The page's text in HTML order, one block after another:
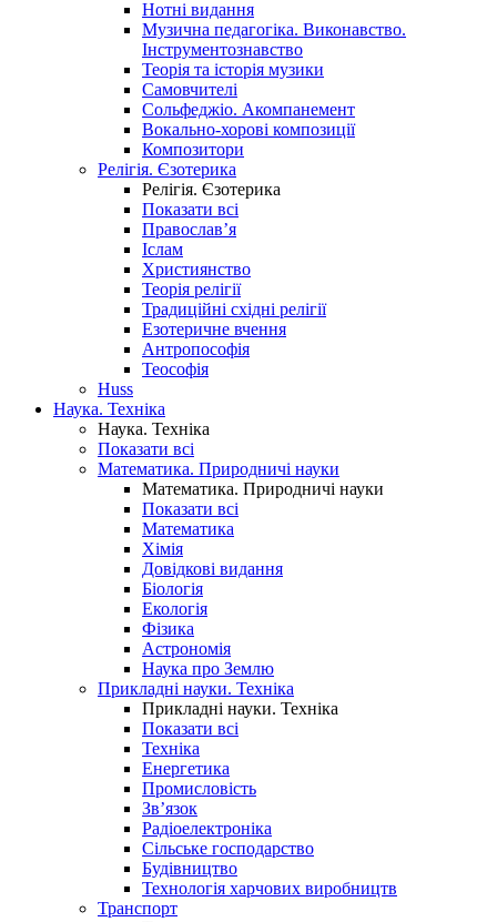
Нотні видання
Музична педагогіка. Виконавство.
Інструментознавство
Теорія та історія музики
Самовчителі
Сольфеджіо. Акомпанемент
Вокально-хорові композиції
Композитори
Релігія. Єзотерика
Релігія. Єзотерика
Показати всі
Православ’я
Іслам
Християнство
Теорія релігії
Традиційні східні релігії
Езотеричне вчення
Антропософія
Теософія
Huss
Наука. Техніка
Наука. Техніка
Показати всі
Математика. Природничі науки
Математика. Природничі науки
Показати всі
Математика
Хімія
Довідкові видання
Біологія
Екологія
Фізика
Астрономія
Наука про Землю
Прикладні науки. Техніка
Прикладні науки. Техніка
Показати всі
Техніка
Енергетика
Промисловість
Зв’язок
Радіоелектроніка
Сільське господарство
Будівництво
Технологія харчових виробництв
Транспорт